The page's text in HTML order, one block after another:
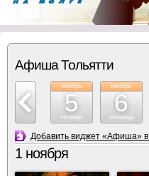
Афиша Тольятти
4
ноябрь
5
четверг
ноябрь
6
пятница
Добавить виджет «Афиша» в
1 ноября